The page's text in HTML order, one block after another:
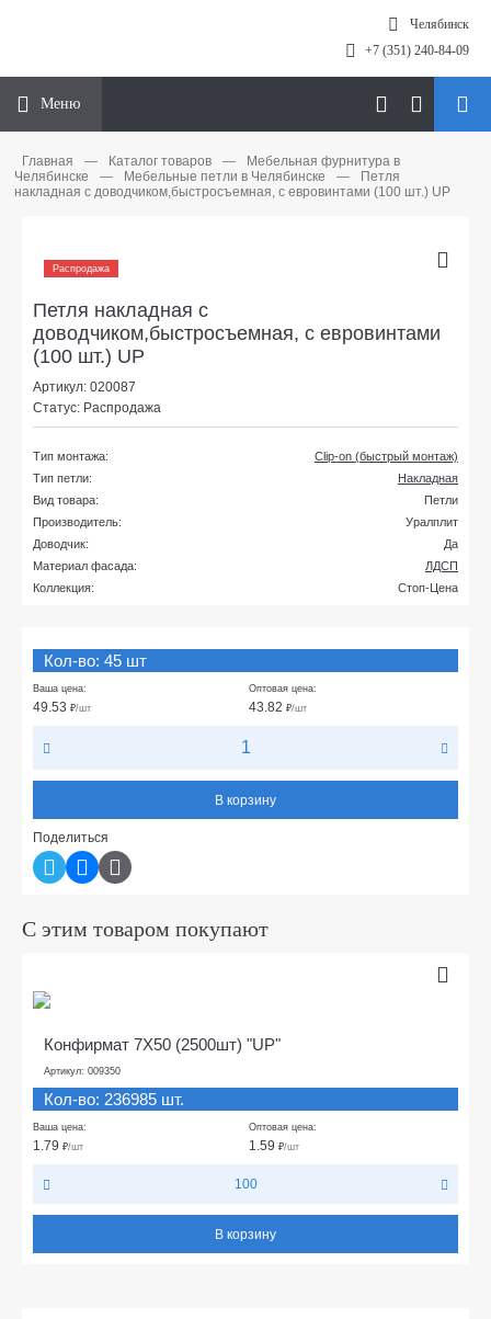
Челябинск
+7 (351) 240-84-09
Меню
Главная — Каталог товаров —
Мебельная фурнитура в
Челябинске
— Мебельные петли в Челябинске —
Петля
накладная с доводчиком,быстросъемная, с евровинтами (100 шт.) UP
Распродажа
Петля накладная с
доводчиком,быстросъемная, с евровинтами
(100 шт.) UP
Артикул: 020087
Статус: Распродажа
Тип монтажа:
Сlip-on (быстрый монтаж)
Тип петли:
Накладная
Вид товара:
Петли
Производитель:
Уралплит
Доводчик:
Да
Материал фасада:
ЛДСП
Коллекция:
Стоп-Цена
Кол-во: 45 шт
Ваша цена:
49.53 ₽/шт
Оптовая цена:
43.82 ₽/шт
В корзину
Поделиться
С этим товаром покупают
Конфирмат 7Х50 (2500шт) "UP"
Артикул: 009350
Кол-во: 236985 шт.
Ваша цена:
1.79 ₽/шт
Оптовая цена:
1.59 ₽/шт
100
В корзину